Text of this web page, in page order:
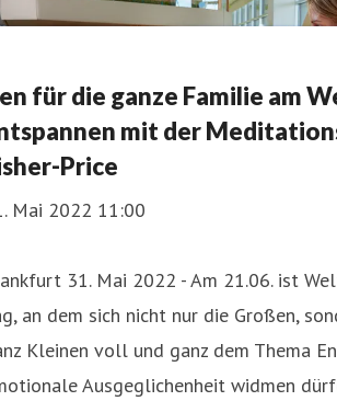
für die ganze Familie am
mit der
Price
Mai 2022 11:00
31. Mai 2022 - Am 21.06. ist
an dem sich nicht nur die Großen,
Kleinen voll und ganz dem Thema
Ausgeglichenheit widmen